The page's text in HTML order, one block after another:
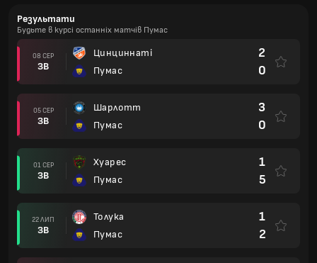
Результати
Будьте в курсі останніх матчів Пумас
08 СЕР
ЗВ
Цинциннаті
Пумас
2
0
05 СЕР
ЗВ
Шарлотт
Пумас
3
0
01 СЕР
ЗВ
Хуарес
Пумас
1
5
22 ЛИП
ЗВ
Толука
Пумас
1
2